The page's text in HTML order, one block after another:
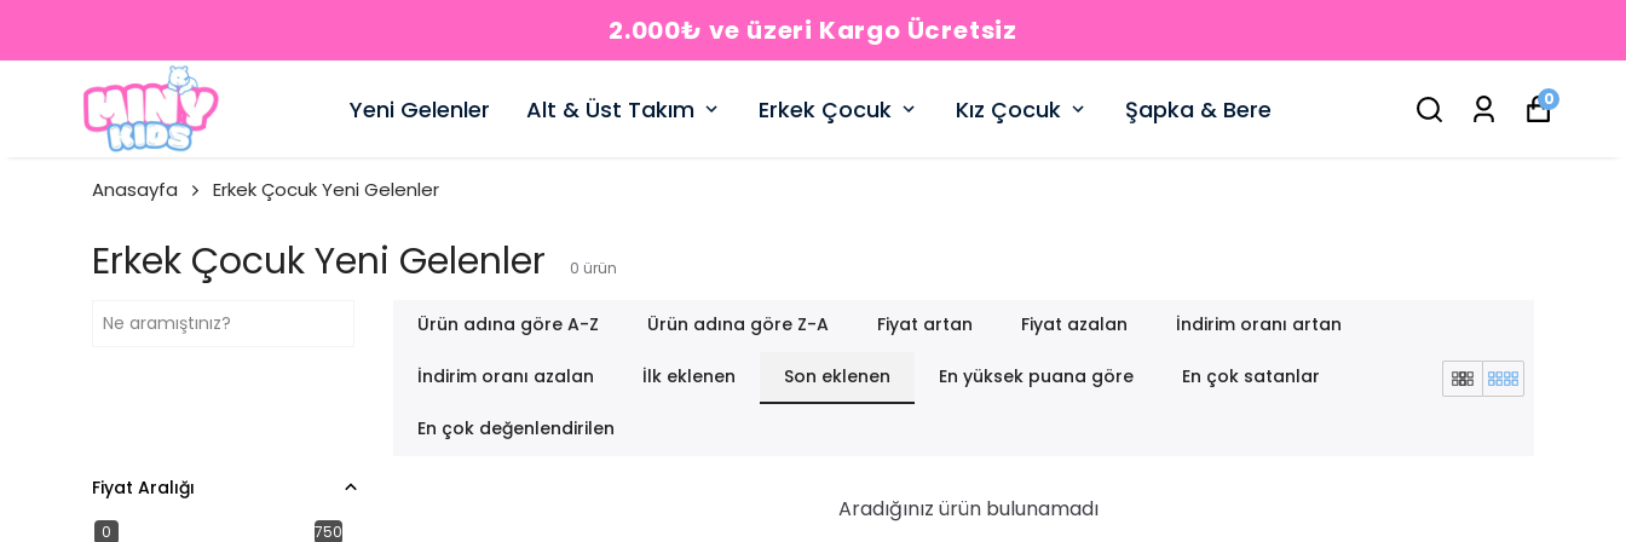
2.000₺ ve üzeri Kargo Ücretsiz
Yeni Gelenler Alt & Üst Takım Erkek Çocuk Kız Çocuk Şapka & Bere 0
Anasayfa Erkek Çocuk Yeni Gelenler
Erkek Çocuk Yeni Gelenler 0 ürün
Ürün adına göre A-Z Ürün adına göre Z-A Fiyat artan Fiyat azalan İndirim oranı artan
İndirim oranı azalan İlk eklenen Son eklenen En yüksek puana göre En çok satanlar
En çok değenlendirilen
Fiyat Aralığı
0 750
Aradığınız ürün bulunamadı